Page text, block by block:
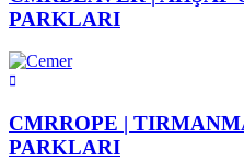
PARKLARI
CMRROPE |
PARKLARI